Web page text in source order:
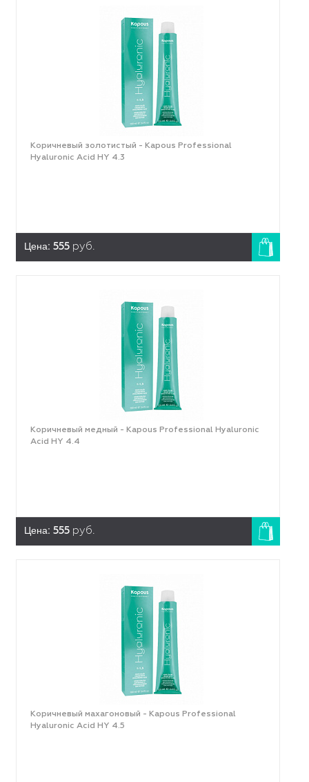
Коричневый золотистый - Kapous Professional
Hyaluronic Acid HY 4.3
Цена: 555 руб.
Коричневый медный - Kapous Professional Hyaluronic
Acid HY 4.4
Цена: 555 руб.
Коричневый махагоновый - Kapous Professional
Hyaluronic Acid HY 4.5